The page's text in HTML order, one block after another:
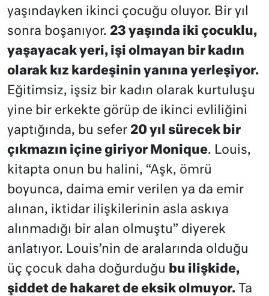
yaşındayken ikinci çocuğu oluyor. Bir yıl
sonra boşanıyor. 23 yaşında iki çocuklu,
yaşayacak yeri, işi olmayan bir kadın
olarak kız kardeşinin yanına yerleşiyor.
Eğitimsiz, işsiz bir kadın olarak kurtuluşu
yine bir erkekte görüp de ikinci evliliğini
yaptığında, bu sefer 20 yıl sürecek bir
çıkmazın içine giriyor Monique. Louis,
kitapta onun bu halini, “Aşk, ömrü
boyunca, daima emir verilen ya da emir
alınan, iktidar ilişkilerinin asla askıya
alınmadığı bir alan olmuştu” diyerek
anlatıyor. Louis’nin de aralarında olduğu
üç çocuk daha doğurduğu bu ilişkide,
şiddet de hakaret de eksik olmuyor. Ta